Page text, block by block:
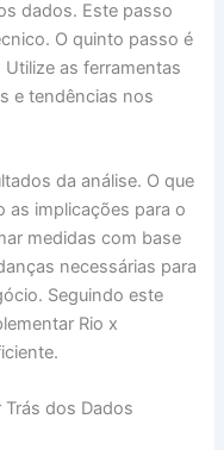
dados. Este passo
O quinto passo é
as ferramentas
e tendências nos
da análise. O que
as implicações para o
medidas com base
necessárias para
Seguindo este
Rio x
dos Dados